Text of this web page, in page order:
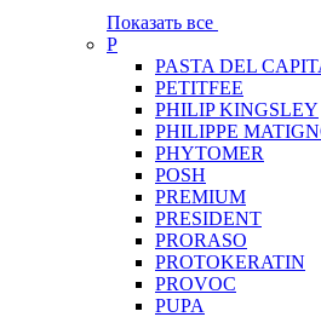
Показать все
P
PASTA DEL
PETITFEE
PHILIP KINGSLEY
PHILIPPE
PHYTOMER
POSH
PREMIUM
PRESIDENT
PRORASO
PROTOKERATIN
PROVOC
PUPA